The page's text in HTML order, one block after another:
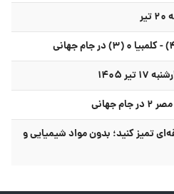
۱۴۰۵
را با این ترفند ۵ دقیقه‌ای تمیز کنید؛ بدون مواد شیمیایی و